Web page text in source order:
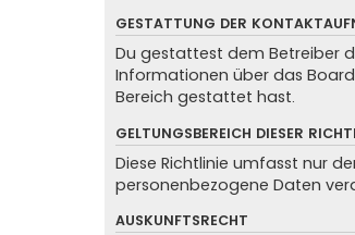
GESTATTUNG DER
Du gestattest dem Betreiber
Informationen über das
Bereich gestattet hast.
GELTUNGSBEREICH DIESER
Diese Richtlinie umfasst nur
personenbezogene Daten
AUSKUNFTSRECHT